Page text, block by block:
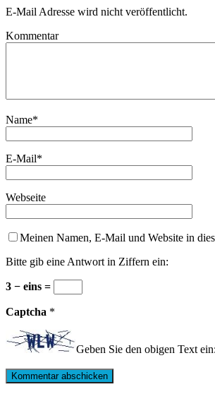
E-Mail Adresse wird nicht veröffentlicht.
Kommentar
Name*
E-Mail*
Webseite
Meinen Namen, E-Mail und Website in
Bitte gib eine Antwort in Ziffern ein:
3 − eins =
Captcha *
Geben Sie den obigen Text ein: